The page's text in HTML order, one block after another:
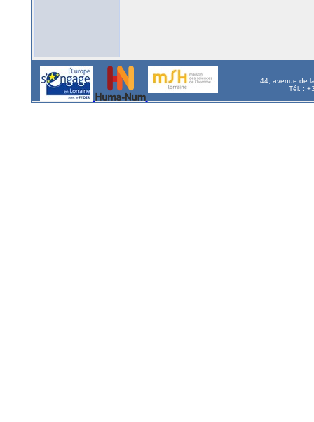
44, avenue de
Tél. :